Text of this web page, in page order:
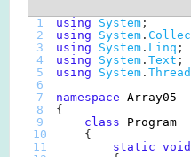
1
2
3
4
5
6
7
8
9
10
11
using System ;
using
System .
using
System . Linq ;
using
System . Text ;
using
System .
namespace Array05
{
class
Program
{
static void